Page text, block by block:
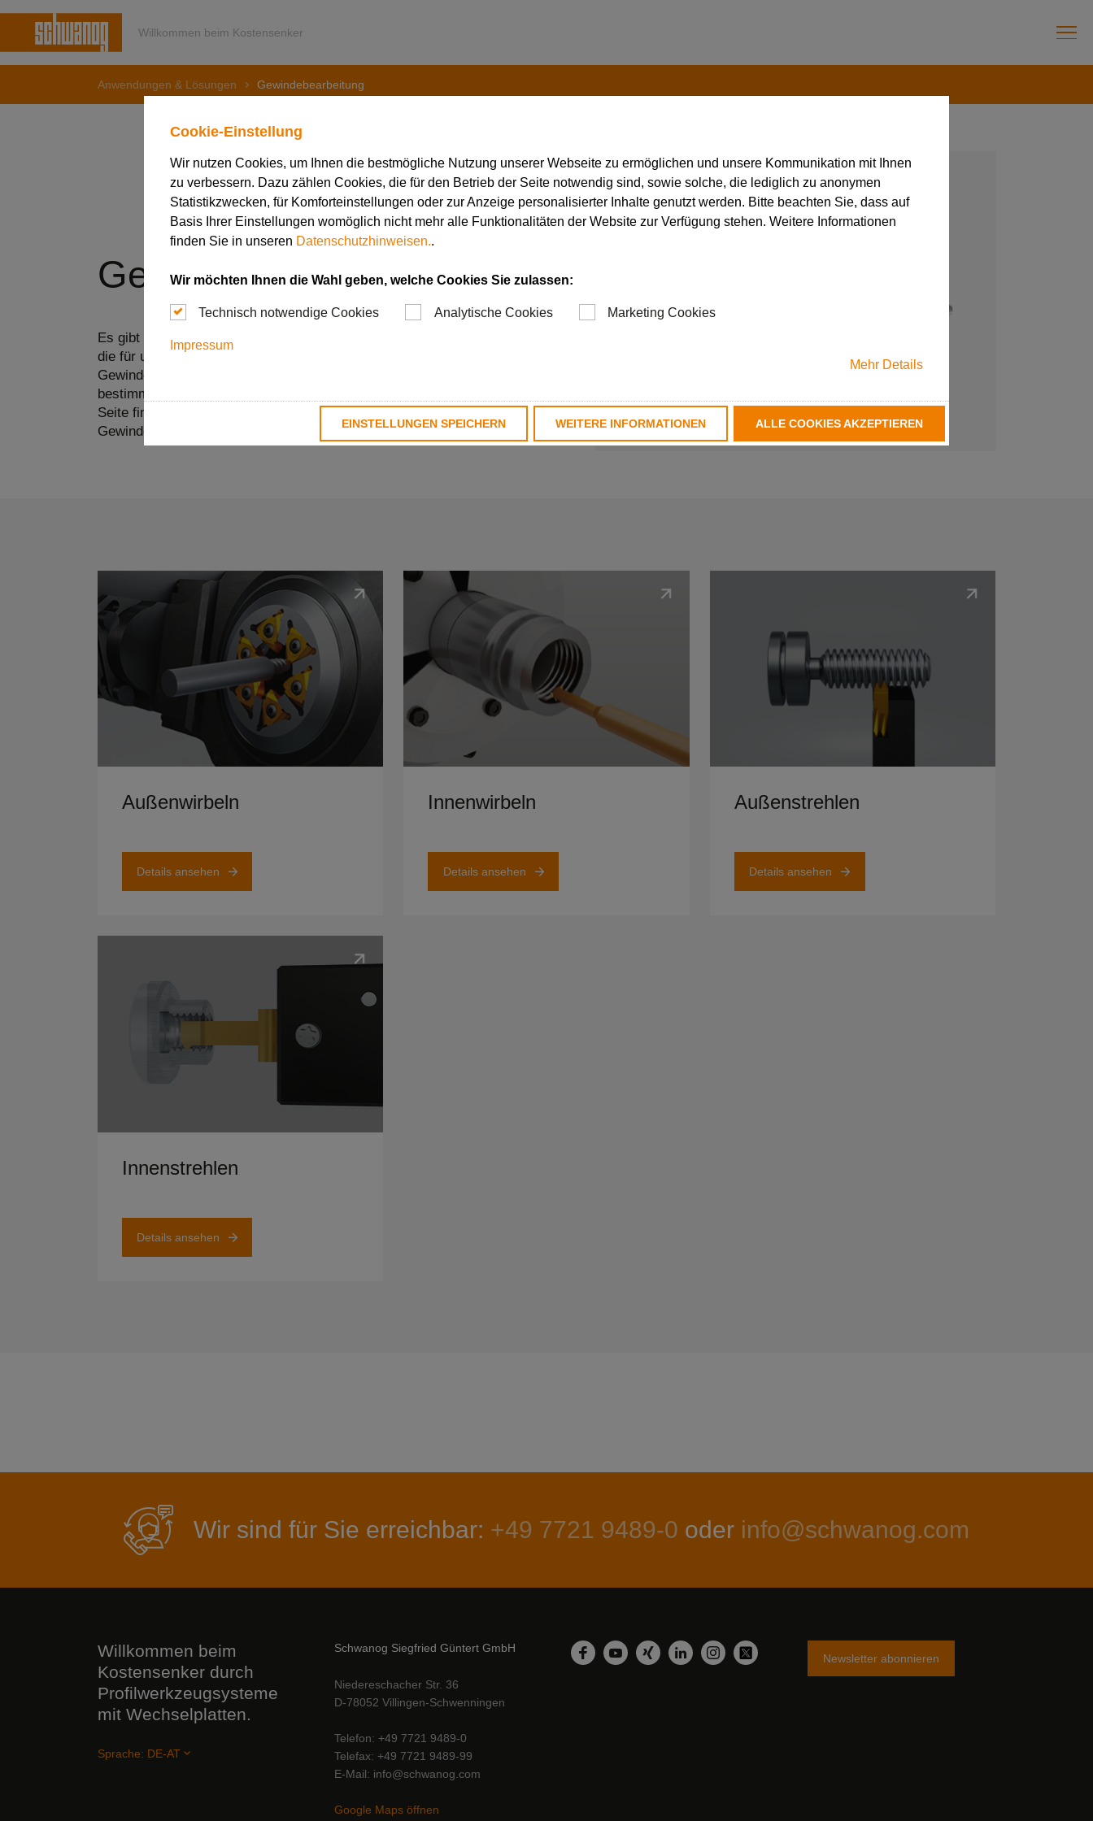
Cookie-Einstellung
Wir nutzen Cookies, um Ihnen die bestmögliche Nutzung unserer Webseite zu ermöglichen und unsere Kommunikation mit Ihnen
zu verbessern. Dazu zählen Cookies, die für den Betrieb der Seite notwendig sind, sowie solche, die lediglich zu anonymen
Statistikzwecken, für Komforteinstellungen oder zur Anzeige personalisierter Inhalte genutzt werden. Bitte beachten Sie, dass auf
Basis Ihrer Einstellungen womöglich nicht mehr alle Funktionalitäten der Website zur Verfügung stehen. Weitere Informationen
finden Sie in unseren Datenschutzhinweisen..
Wir möchten Ihnen die Wahl geben, welche Cookies Sie zulassen:
Technisch notwendige Cookies Analytische Cookies Marketing Cookies
Impressum
Mehr Details
EINSTELLUNGEN SPEICHERN WEITERE INFORMATIONEN ALLE COOKIES AKZEPTIEREN
Willkommen beim Kostensenker
Anwendungen & Lösungen Gewindebearbeitung
Gewindebearbeitung
Es gibt eine Vielzahl von Verfahren für die Gewindebearbeitung,
die für unterschiedliche Bauteile, Gewindeprofile und
Gewindesteigungen geeignet sind. Jedes Verfahren bringt bei
bestimmten Arbeitsbedingungen individuelle Vorteile. Auf dieser
Seite finden Sie alle wichtigen Informationen für eine produktive
Gewindebearbeitung mit erstklassiger Qualität.
Außenwirbeln
Details ansehen
Innenwirbeln
Details ansehen
Außenstrehlen
Details ansehen
Innenstrehlen
Details ansehen
Wir sind für Sie erreichbar: +49 7721 9489-0 oder info@schwanog.com
Willkommen beim
Kostensenker durch
Profilwerkzeugsysteme
mit Wechselplatten.
Sprache: DE-AT
Schwanog Siegfried Güntert GmbH
Niedereschacher Str. 36
D-78052 Villingen-Schwenningen
Telefon +49 7721 9489-0
Telefax +49 7721 9489-99
E-Mail
info@schwanog.com
Google Maps öffnen
Facebook
YouTubeXing LinkedInInstagram
Twitter Newsletter abonnieren